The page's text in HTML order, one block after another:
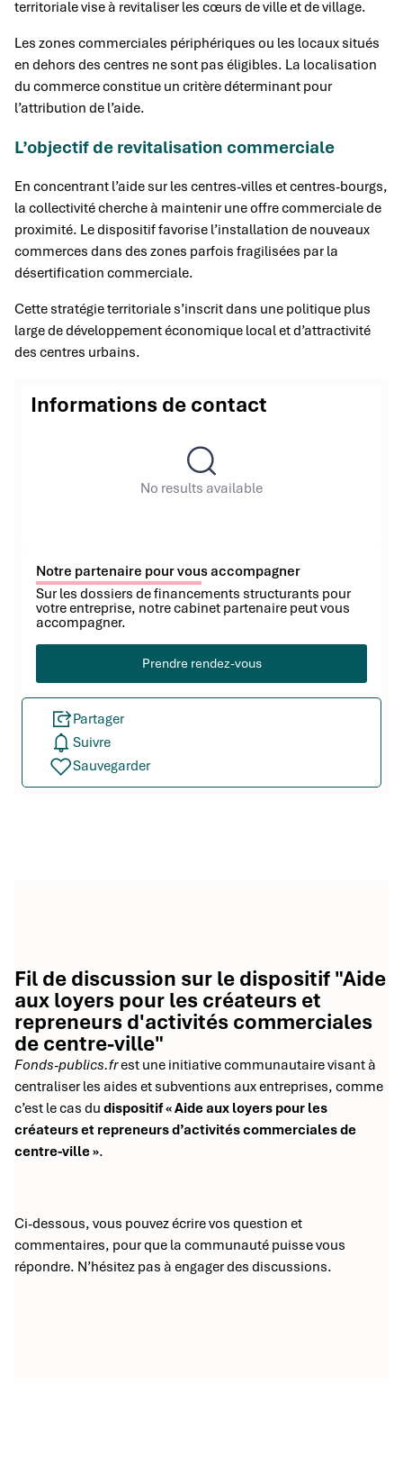
territoriale vise à revitaliser les cœurs de ville et de village.
Les zones commerciales périphériques ou les locaux situés
en dehors des centres ne sont pas éligibles. La localisation
du commerce constitue un critère déterminant pour
l’attribution de l’aide.
L’objectif de revitalisation commerciale
En concentrant l’aide sur les centres-villes et centres-bourgs,
la collectivité cherche à maintenir une offre commerciale de
proximité. Le dispositif favorise l’installation de nouveaux
commerces dans des zones parfois fragilisées par la
désertification commerciale.
Cette stratégie territoriale s’inscrit dans une politique plus
large de développement économique local et d’attractivité
des centres urbains.
Informations de contact
No results available
Notre partenaire pour vous accompagner
Sur les dossiers de financements structurants pour
votre entreprise, notre cabinet partenaire peut vous
accompagner.
Prendre rendez-vous
Partager
Suivre
Sauvegarder
Fil de discussion sur le dispositif "Aide
aux loyers pour les créateurs et
repreneurs d'activités commerciales
de centre-ville"
Fonds-publics.frest une initiative communautaire visant à
centraliser les aides et subventions aux entreprises, comme
c’est le cas du dispositif « Aide aux loyers pour les
créateurs et repreneurs d’activités commerciales de
centre-ville ».
Ci-dessous, vous pouvez écrire vos question et
commentaires, pour que la communauté puisse vous
répondre. N’hésitez pas à engager des discussions.